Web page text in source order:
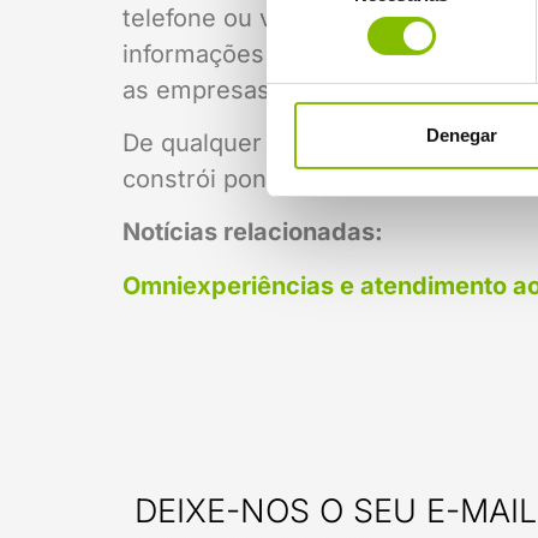
consentimiento
Denegar
telefone ou verbalmente com
informações básicas ao utilizador
as empresas conseguem melhorar
De qualquer forma, seja em busca
constrói pontes para uma
Notícias relacionadas:
Omniexperiências e atendimento
DEIXE-NOS O SEU E-MAIL